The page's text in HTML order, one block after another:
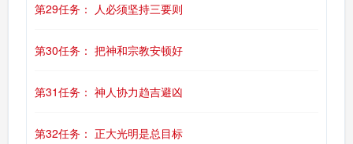
第29任务： 人必须坚持三要则
第30任务： 把神和宗教安顿好
第31任务： 神人协力趋吉避凶
第32任务： 正大光明是总目标